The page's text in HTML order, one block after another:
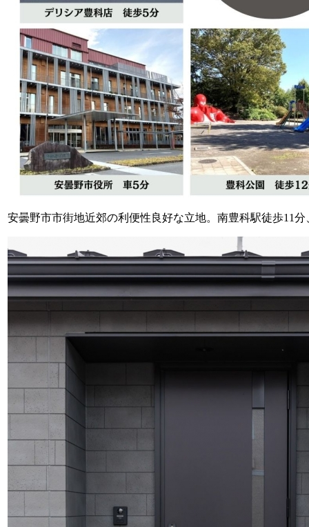
安曇野市市街地近郊の利便性良好な立地。南豊科駅徒歩11